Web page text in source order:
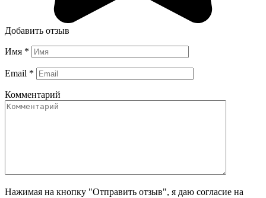
Добавить отзыв
Имя *
Email *
Комментарий
Нажимая на кнопку "Отправить отзыв", я даю согласие на